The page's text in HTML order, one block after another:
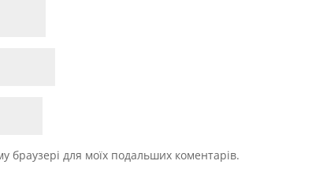
браузері для моїх подальших коментарів.